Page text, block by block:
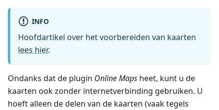
INFO
Hoofdartikel over het voorbereiden van kaarten
lees hier.
Ondanks dat de plugin Online Maps heet, kunt u de
kaarten ook zonder internetverbinding gebruiken. U
hoeft alleen de delen van de kaarten (vaak tegels